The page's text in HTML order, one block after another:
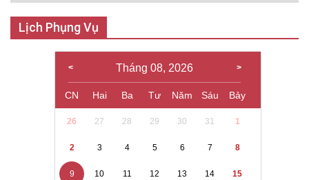
Lịch Phụng Vụ
Tháng 08, 2026
CN Hai Ba Tư Năm Sáu Bảy
26 27 28 29 30 31 1
2 3 4 5 6 7 8
9 10 11 12 13 14 15